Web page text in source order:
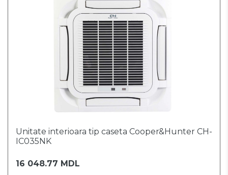
Unitate interioara tip caseta Cooper&Hunter CH-
IC035NK
16 048.77 MDL